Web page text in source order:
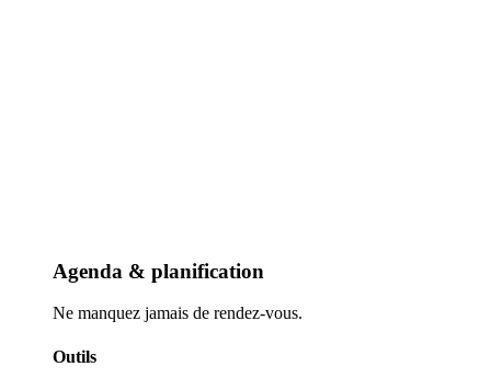
Agenda & planification
Ne manquez jamais de rendez-vous.
Outils